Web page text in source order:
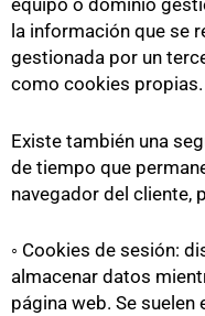
equipo o dominio
la información que se
gestionada por un
como cookies propias.
Existe también una
de tiempo que
navegador del cliente,
◦ Cookies de sesión:
almacenar datos
página web. Se